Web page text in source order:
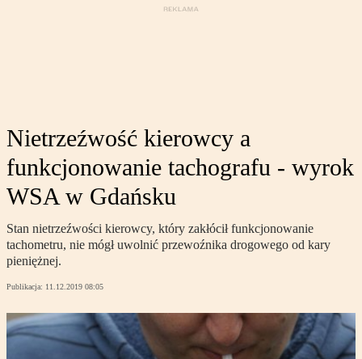
Nietrzeźwość kierowcy a
funkcjonowanie tachografu - wyrok
WSA w Gdańsku
Stan nietrzeźwości kierowcy, który zakłócił funkcjonowanie
tachometru, nie mógł uwolnić przewoźnika drogowego od kary
pieniężnej.
Publikacja: 11.12.2019 08:05